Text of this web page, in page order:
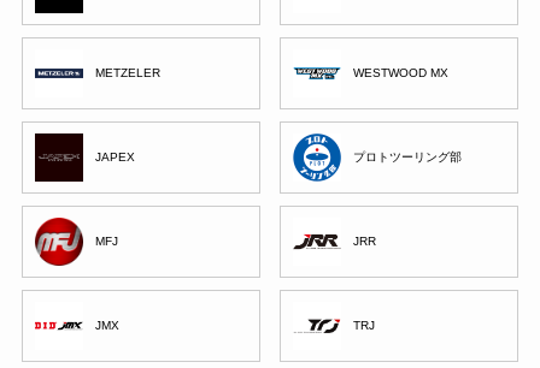
METZELER WESTWOOD MX
JAPEX プロトツーリング部
MFJ JRR
JMX TRJ